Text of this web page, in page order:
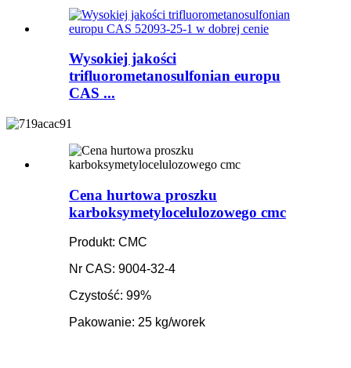
Wysokiej jakości
trifluorometanosulfonian europu
CAS ...
Cena hurtowa proszku
karboksymetylocelulozowego cmc
Produkt: CMC
Nr CAS: 9004-32-4
Czystość: 99%
Pakowanie: 25 kg/worek